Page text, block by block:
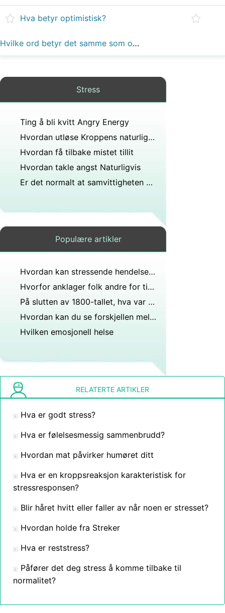
Hva betyr optimistisk?
Hvilke ord betyr det samme som omsorg?
Stress
Ting å bli kvitt Angry Energy
Hvordan utløse Kroppens naturlige lykkelige stoffet ( endorfiner )
Hvordan få tilbake mistet tillit
Hvordan takle angst Naturligvis
Er det normalt at samvittigheten din snakker deg?
Populære artikler
Hvordan kan stressende hendelser påvirke den fysiske helsen?
Hvorfor anklager folk andre for ting de selv faktisk gjør?
På slutten av 1800-tallet, hva var det følelsesmessige problemet med fattige arbeidsfolk?
Hvordan kan du se forskjellen mellom symptomer på graviditet og stress Jeg tror jeg er gravid fordi sent på mensen har mange andre, men vært veldig stresset i det siste også?
Hvilken emosjonell helse
RELATERTE ARTIKLER
Hva er godt stress?
Hva er følelsesmessig sammenbrudd?
Hvordan mat påvirker humøret ditt
Hva er en kroppsreaksjon karakteristisk for
stressresponsen?
Blir håret hvitt eller faller av når noen er stresset?
Hvordan holde fra Streker
Hva er reststress?
Påfører det deg stress å komme tilbake til
normalitet?